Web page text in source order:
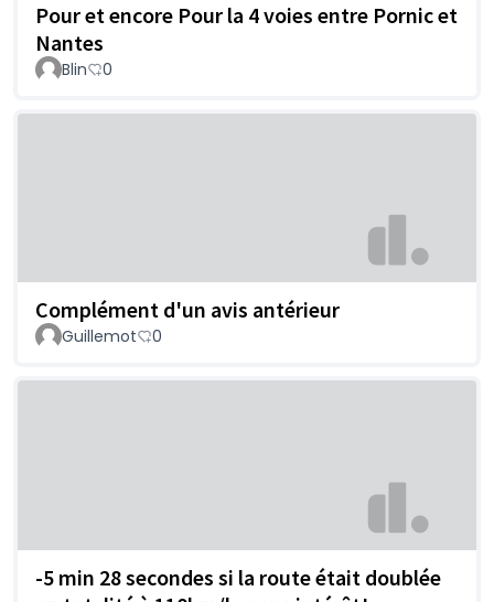
Pour et encore Pour la 4 voies entre Pornic et
Nantes
Blin 0
Complément d'un avis antérieur
Guillemot 0
-5 min 28 secondes si la route était doublée